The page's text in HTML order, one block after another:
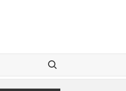
Search for: